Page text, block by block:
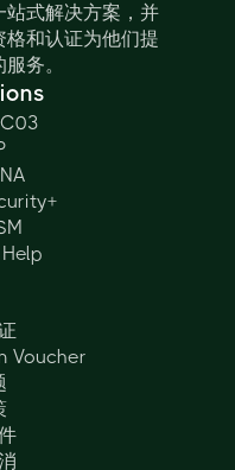
站式解决方案，并
和认证为他们提
务。
Voucher